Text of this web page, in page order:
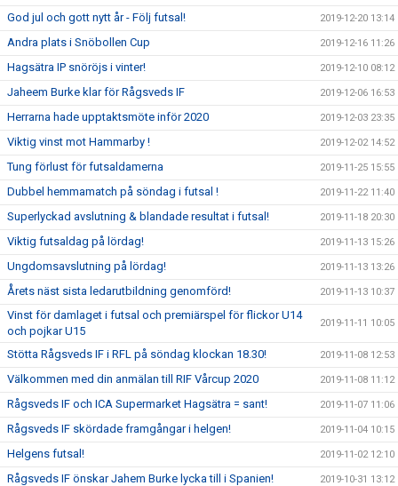
God jul och gott nytt år - Följ futsal! 2019-12-20 13:14
Andra plats i Snöbollen Cup 2019-12-16 11:26
Hagsätra IP snöröjs i vinter! 2019-12-10 08:12
Jaheem Burke klar för Rågsveds IF 2019-12-06 16:53
Herrarna hade upptaktsmöte inför 2020 2019-12-03 23:35
Viktig vinst mot Hammarby ! 2019-12-02 14:52
Tung förlust för futsaldamerna 2019-11-25 15:55
Dubbel hemmamatch på söndag i futsal ! 2019-11-22 11:40
Superlyckad avslutning & blandade resultat i futsal! 2019-11-18 20:30
Viktig futsaldag på lördag! 2019-11-13 15:26
Ungdomsavslutning på lördag! 2019-11-13 13:26
Årets näst sista ledarutbildning genomförd! 2019-11-13 10:37
Vinst för damlaget i futsal och premiärspel för flickor U14
och pojkar U15
2019-11-11 10:05
Stötta Rågsveds IF i RFL på söndag klockan 18.30! 2019-11-08 12:53
Välkommen med din anmälan till RIF Vårcup 2020 2019-11-08 11:12
Rågsveds IF och ICA Supermarket Hagsätra = sant! 2019-11-07 11:06
Rågsveds IF skördade framgångar i helgen! 2019-11-04 10:15
Helgens futsal! 2019-11-02 12:10
Rågsveds IF önskar Jahem Burke lycka till i Spanien! 2019-10-31 13:12